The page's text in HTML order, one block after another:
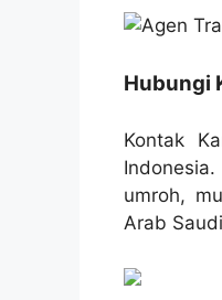
Hubungi
Kontak
umroh,
Arab